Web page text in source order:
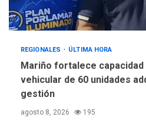
REGIONALES ÚLTIMA HORA
Mariño fortalece
vehicular de 60 unidades
gestión
agosto 8, 2026 195